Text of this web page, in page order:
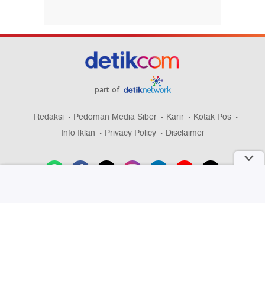
part of
Redaksi Pedoman Media Siber Karir
Kotak Pos
Info Iklan
Privacy Policy Disclaimer